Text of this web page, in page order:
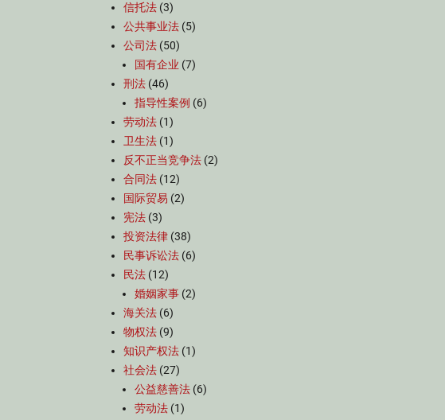
信托法 (3)
公共事业法 (5)
公司法 (50)
国有企业 (7)
刑法 (46)
指导性案例 (6)
劳动法 (1)
卫生法 (1)
反不正当竞争法 (2)
合同法 (12)
国际贸易 (2)
宪法 (3)
投资法律 (38)
民事诉讼法 (6)
民法 (12)
婚姻家事 (2)
海关法 (6)
物权法 (9)
知识产权法 (1)
社会法 (27)
公益慈善法 (6)
劳动法 (1)